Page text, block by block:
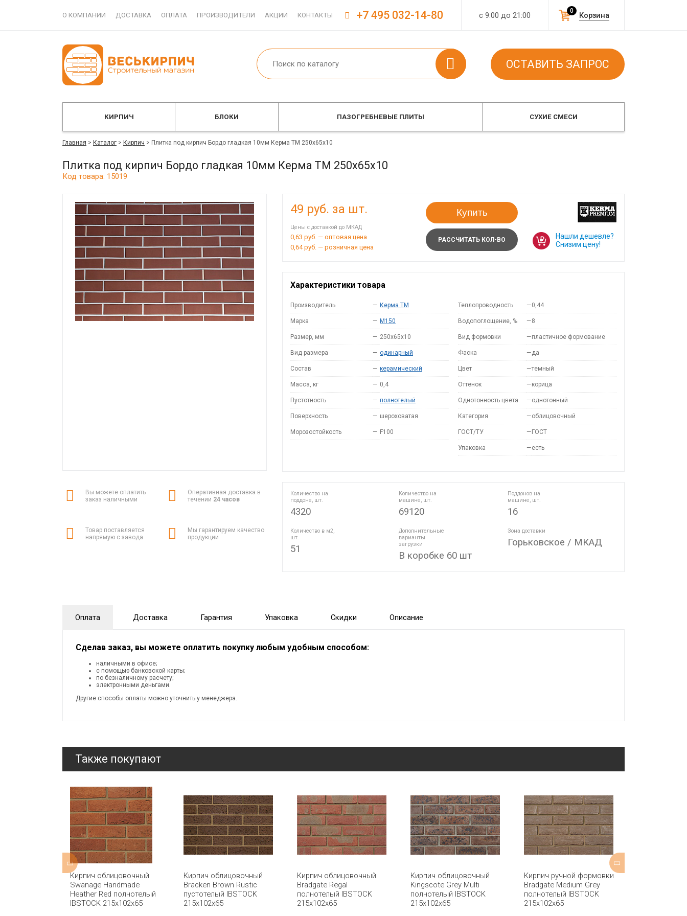
О КОМПАНИИ ДОСТАВКА ОПЛАТА ПРОИЗВОДИТЕЛИ АКЦИИ КОНТАКТЫ с 9:00 до 21:00 Корзина
0
+7 495 032-14-80
ОСТАВИТЬ ЗАПРОС
КИРПИЧ БЛОКИ ПАЗОГРЕБНЕВЫЕ ПЛИТЫ СУХИЕ СМЕСИ
Главная > Каталог > Кирпич > Плитка под кирпич Бордо гладкая 10мм Керма ТМ 250х65х10
Плитка под кирпич Бордо гладкая 10мм Керма ТМ 250х65х10
Код товара: 15019
Вы можете оплатить
заказ наличными
Оперативная доставка в
течении 24 часов
Товар поставляется
напрямую с завода
Мы гарантируем качество
продукции
49 руб. за шт.
Цены с доставкой до МКАД
0,63 руб. — оптовая цена
0,64 руб. — розничная цена
Купить
РАССЧИТАТЬ КОЛ-ВО
Нашли дешевле?
Снизим цену!
Характеристики товара
Производитель — Керма ТМ
Марка — M150
Размер, мм — 250х65х10
Вид размера — одинарный
Состав — керамический
Масса, кг — 0,4
Пустотность — полнотелый
Поверхность — шероховатая
Морозостойкость — F100
Теплопроводность —0,44
Водопоглощение, % —8
Вид формовки —пластичное формование
Фаска —да
Цвет —темный
Оттенок —корица
Однотонность цвета —однотонный
Категория —облицовочный
ГОСТ/ТУ — ГОСТ
Упаковка —есть
Количество на
поддоне, шт.
4320
Количество на
машине, шт.
69120
Поддонов на
машине, шт.
16
Количество в м2,
шт.
51
Дополнительные
варианты
загрузки
В коробке 60 шт
Зона доставки
Горьковское / МКАД
Оплата Доставка Гарантия Упаковка Скидки Описание
Сделав заказ, вы можете оплатить покупку любым удобным способом:
наличными в офисе;
с помощью банковской карты;
по безналичному расчету;
электронными деньгами.
Другие способы оплаты можно уточнить у менеджера.
Также покупают
Кирпич облицовочный
Swanage Handmade
Heather Red полнотелый
IBSTOCK 215x102x65
Кирпич облицовочный
Bracken Brown Rustic
пустотелый IBSTOCK
215х102х65
Кирпич облицовочный
Bradgate Regal
полнотелый IBSTOCK
215x102x65
Кирпич облицовочный
Kingscote Grey Multi
полнотелый IBSTOCK
215x102x65
Кирпич ручной формовки
Bradgate Medium Grey
полнотелый IBSTOCK
215x102x65